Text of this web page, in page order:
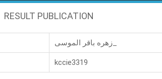
RESULT PUBLICATION
kccie3319